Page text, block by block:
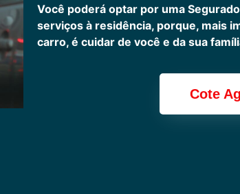
Você poderá optar por uma
serviços à residência, porque, mais
carro, é cuidar de você e da sua
Cote